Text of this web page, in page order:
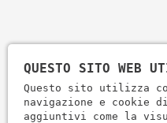
QUESTO SITO WEB
Questo sito utilizza
navigazione e
aggiuntivi come la